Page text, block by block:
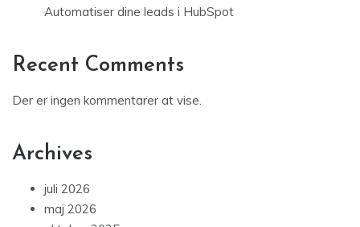
Automatiser dine leads i HubSpot
Recent Comments
Der er ingen kommentarer at vise.
Archives
juli 2026
maj 2026